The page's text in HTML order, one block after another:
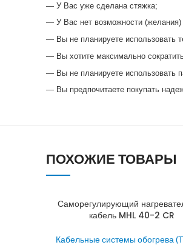
— У Вас уже сделана стяжка;
— У Вас нет возможности (желания)
— Вы не планируете использовать
— Вы хотите максимально
— Вы не планируете использовать
— Вы предпочитаете покупать
ПОХОЖИЕ ТОВАРЫ
Саморегулирующий
кабель MHL 40-2 CR
Кабельные системы обогрева